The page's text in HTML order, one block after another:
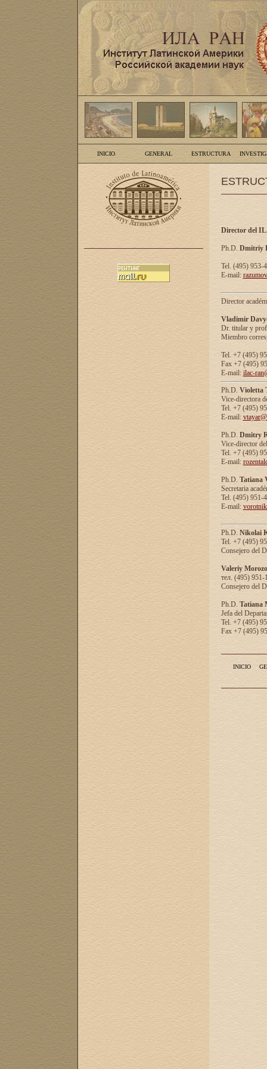
INICIO GENERAL ESTRUCTURA
Director del
Ph.D. Dmitriy
Tel. (495) 953-
E-mail:
Director
Vladimir
Dr. titular y
Miembro
Tel. +7 (495)
Fax +7 (495)
E-mail: ilac-
Ph.D. Violetta
Vice-directora
Tel. +7 (495)
E-mail:
Ph.D. Dmitry
Vice-director
Tel. +7 (495)
E-mail:
Ph.D. Tatiana
Secretaria
Tel. (495) 951-
E-mail:
Ph.D. Nikolai
Tel. +7 (495)
Consejero del
Valeriy
тел. (495) 951-
Consejero del
Ph.D. Tatiana
Jefa del
Tel. +7 (495)
Fax +7 (495)
INICIO